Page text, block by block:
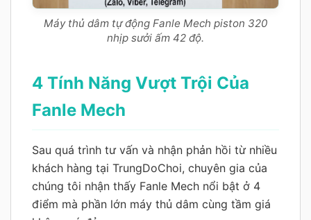
Máy thủ dâm tự động Fanle Mech piston 320
nhịp sưởi ấm 42 độ.
4 Tính Năng Vượt Trội Của
Fanle Mech
Sau quá trình tư vấn và nhận phản hồi từ nhiều
khách hàng tại TrungDoChoi, chuyên gia của
chúng tôi nhận thấy Fanle Mech nổi bật ở 4
điểm mà phần lớn máy thủ dâm cùng tầm giá